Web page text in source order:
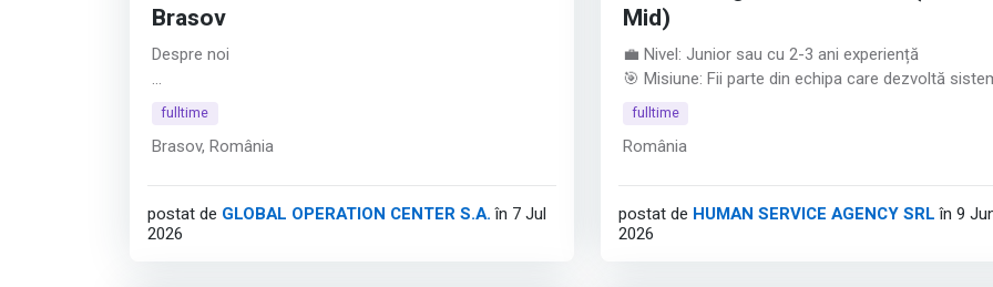
Brasov
Despre noi
Hyperfy® aduce inovația în securitatea fizică. În ADN-
dezvoltate în întregime intern, cu obiectivul de a depăși
fizică prin tehnologie.
fulltime
Brasov, România
postat de GLOBAL OPERATION CENTER S.A. în 7 Jul
2026
Mid)
💼 Nivel: Junior sau cu 2-3 ani experiență
🎯 Misiune: Fii parte din echipa care dezvoltă
electronice ale unora dintre cele mai precise
Ce așteptăm de la tine: • Studii superioare în
• Poziție deschisă pentru juniori entuziaști sau
fulltime
România
postat de HUMAN SERVICE AGENCY SRL în 9
2026